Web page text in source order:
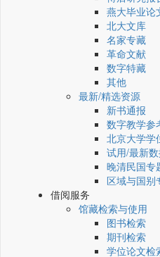
燕大毕业论
北大文库
名家专藏
革命文献
数字特藏
其他
最新/精选资源
新书通报
数字教学参
北京大学学
试用/最新
晚清民国专
区域与国别
借阅服务
馆藏检索与使用
图书检索
期刊检索
学位论文检